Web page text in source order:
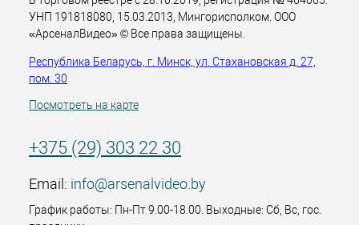
УНП 191818080, 15.03.2013, Мингорисполком. ООО
«АрсеналВидео» © Все права защищены.
Республика Беларусь, г. Минск, ул. Стахановская д. 27,
пом. 30
Посмотреть на карте
+375 (29) 303 22 30
Email: info@arsenalvideo.by
График работы: Пн-Пт 9.00-18.00. Выходные: Сб, Вс, гос.